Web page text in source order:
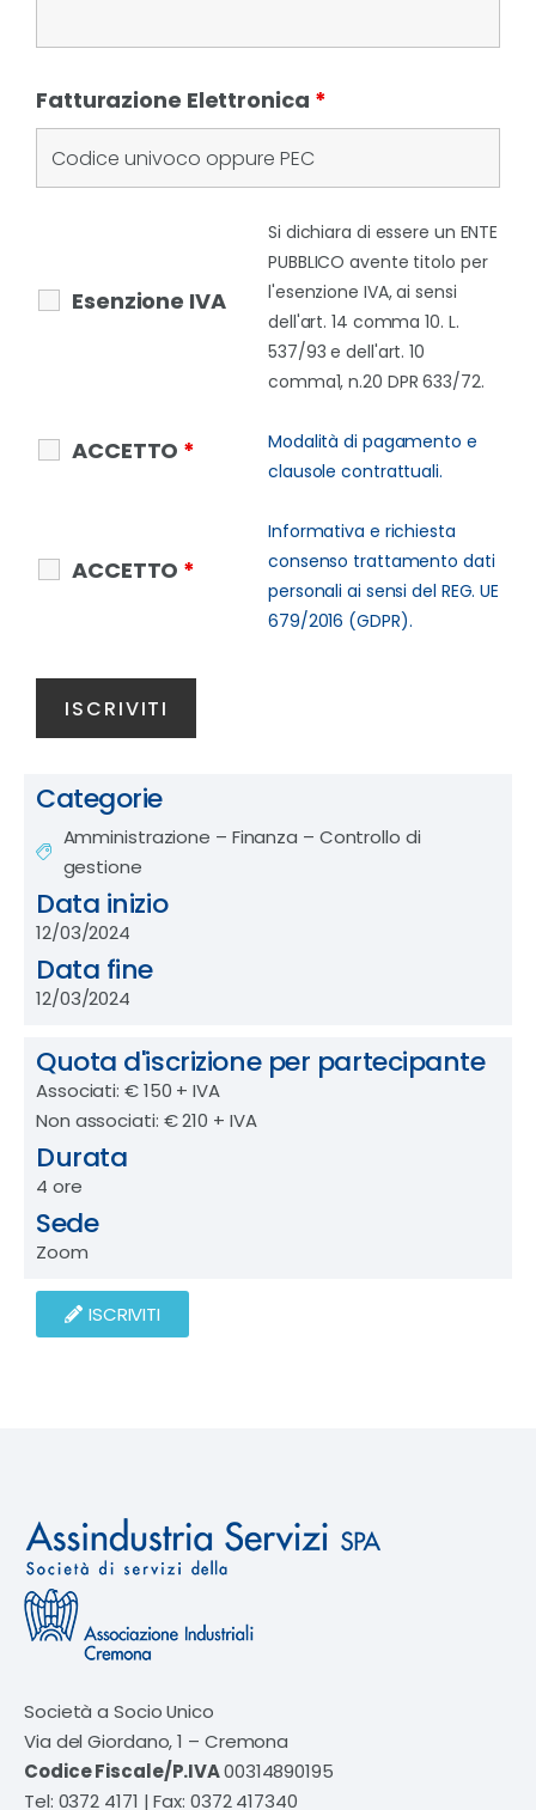
Fatturazione Elettronica *
Esenzione IVA
Si dichiara di essere un ENTE
PUBBLICO avente titolo per
l'esenzione IVA, ai sensi
dell'art. 14 comma 10. L.
537/93 e dell'art. 10
comma1, n.20 DPR 633/72.
ACCETTO *
Modalità di pagamento e
clausole contrattuali.
ACCETTO *
Informativa e richiesta
consenso trattamento dati
personali ai sensi del REG. UE
679/2016 (GDPR).
Categorie
Amministrazione – Finanza – Controllo di
gestione
Data inizio
12/03/2024
Data fine
12/03/2024
Quota d'iscrizione per partecipante
Associati: € 150 + IVA
Non associati: € 210 + IVA
Durata
4 ore
Sede
Zoom
ISCRIVITI
Società a Socio Unico
Via del Giordano, 1 – Cremona
Codice Fiscale/P.IVA00314890195
Tel: 0372 4171 | Fax: 0372 417340